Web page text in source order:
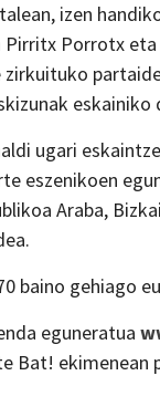
izen
Porrotx
eskainiko
ugari
eszenikoen
Araba,
baino gehiago
eguneratua
Bat!